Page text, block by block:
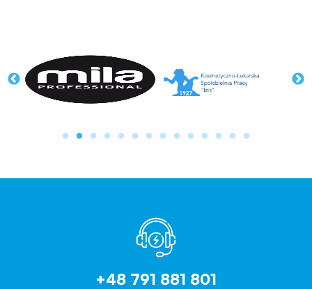
+48 791 881 801